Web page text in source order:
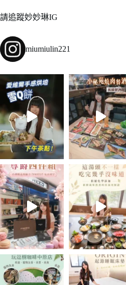
請追蹤妙妙琳IG
miumiulin221